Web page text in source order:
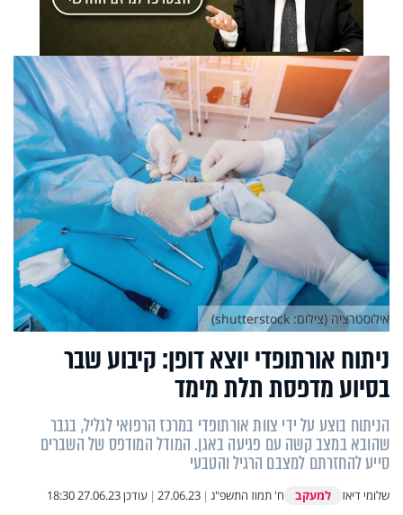
ניתוח אורתופדי יוצא דופן: קיבוע שבר
בסיוע מדפסת תלת מימד
הניתוח בוצע על ידי צוות אורתופדי במרכז הרפואי לגליל, בגבר
שהובא במצב קשה עם פגיעה באגן. המודל המודפס של השברים
סייע להחזרתם למצבם הרגיל והטבעי
שלומי דיאז למעקב ח' תמוז התשפ"ג |
27.06.23
| עודכן27.06.23 18:30
אילוסטרציה (צילום: shutterstock)